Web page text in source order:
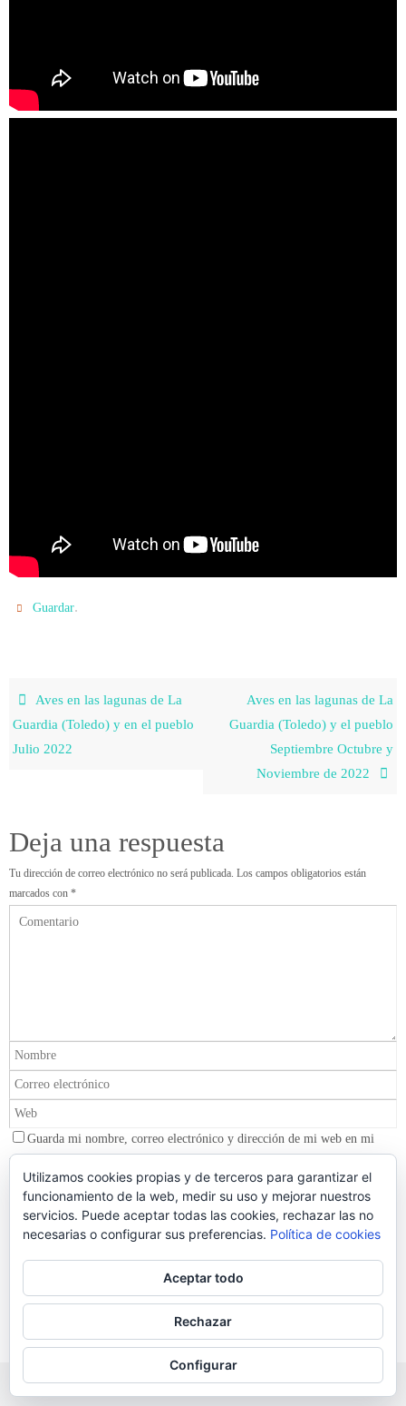
Guardar.
Aves en las lagunas de La
Guardia (Toledo) y en el pueblo
Julio 2022
Aves en las lagunas de La
Guardia (Toledo) y el pueblo
Septiembre Octubre y
Noviembre de 2022
Deja una respuesta
Tu dirección de correo electrónico no será publicada. Los campos obligatorios están
marcados con *
Guarda mi nombre, correo electrónico y dirección de mi web en mi
navegador para la próxima vez que haga un comentario.
Al usar este formulario accedes al almacenamiento y gestión de tus
datos por parte de esta web.*
Este sitio usa Akismet para reducir el spam.
procesan los datos de tus comentarios.
Utilizamos cookies propias y de terceros para garantizar el
funcionamiento de la web, medir su uso y mejorar nuestros
servicios. Puede aceptar todas las cookies, rechazar las no
necesarias o configurar sus preferencias. Política de cookies
Aceptar todo
Rechazar
Configurar